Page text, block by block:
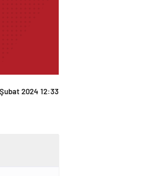
2024 12:33